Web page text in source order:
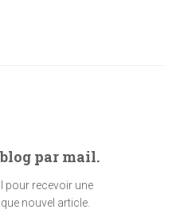
par mail.
pour recevoir une
nouvel article.